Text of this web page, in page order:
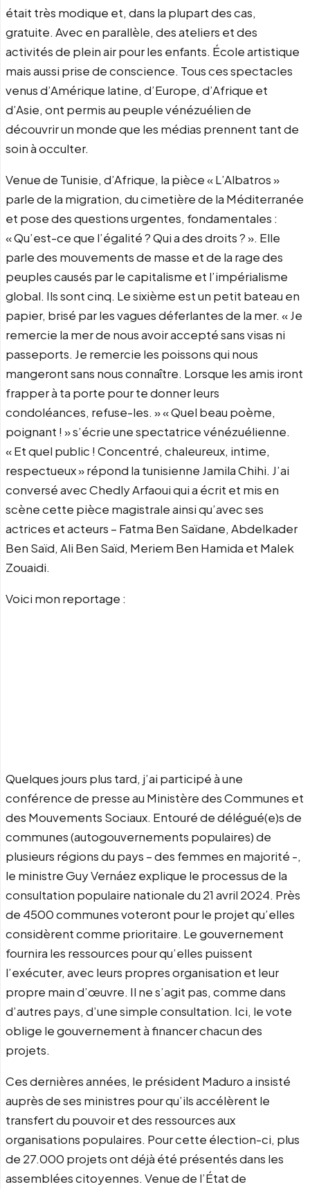
était très modique et, dans la plupart des cas,
gratuite. Avec en parallèle, des ateliers et des
activités de plein air pour les enfants. École artistique
mais aussi prise de conscience. Tous ces spectacles
venus d’Amérique latine, d’Europe, d’Afrique et
d’Asie, ont permis au peuple vénézuélien de
découvrir un monde que les médias prennent tant de
soin à occulter.
Venue de Tunisie, d’Afrique, la pièce « L’Albatros »
parle de la migration, du cimetière de la Méditerranée
et pose des questions urgentes, fondamentales :
« Qu’est-ce que l’égalité ? Qui a des droits ? ». Elle
parle des mouvements de masse et de la rage des
peuples causés par le capitalisme et l’impérialisme
global. Ils sont cinq. Le sixième est un petit bateau en
papier, brisé par les vagues déferlantes de la mer. « Je
remercie la mer de nous avoir accepté sans visas ni
passeports. Je remercie les poissons qui nous
mangeront sans nous connaître. Lorsque les amis iront
frapper à ta porte pour te donner leurs
condoléances, refuse-les. » « Quel beau poème,
poignant ! » s’écrie une spectatrice vénézuélienne.
« Et quel public ! Concentré, chaleureux, intime,
respectueux » répond la tunisienne Jamila Chihi. J’ai
conversé avec Chedly Arfaoui qui a écrit et mis en
scène cette pièce magistrale ainsi qu’avec ses
actrices et acteurs – Fatma Ben Saïdane, Abdelkader
Ben Saïd, Ali Ben Saïd, Meriem Ben Hamida et Malek
Zouaidi.
Voici mon reportage :
Quelques jours plus tard, j’ai participé à une
conférence de presse au Ministère des Communes et
des Mouvements Sociaux. Entouré de délégué(e)s de
communes (autogouvernements populaires) de
plusieurs régions du pays – des femmes en majorité -,
le ministre Guy Vernáez explique le processus de la
consultation populaire nationale du 21 avril 2024. Près
de 4500 communes voteront pour le projet qu’elles
considèrent comme prioritaire. Le gouvernement
fournira les ressources pour qu’elles puissent
l’exécuter, avec leurs propres organisation et leur
propre main d’œuvre. Il ne s’agit pas, comme dans
d’autres pays, d’une simple consultation. Ici, le vote
oblige le gouvernement à financer chacun des
projets.
Ces dernières années, le président Maduro a insisté
auprès de ses ministres pour qu’ils accélèrent le
transfert du pouvoir et des ressources aux
organisations populaires. Pour cette élection-ci, plus
de 27.000 projets ont déjà été présentés dans les
assemblées citoyennes. Venue de l’État de